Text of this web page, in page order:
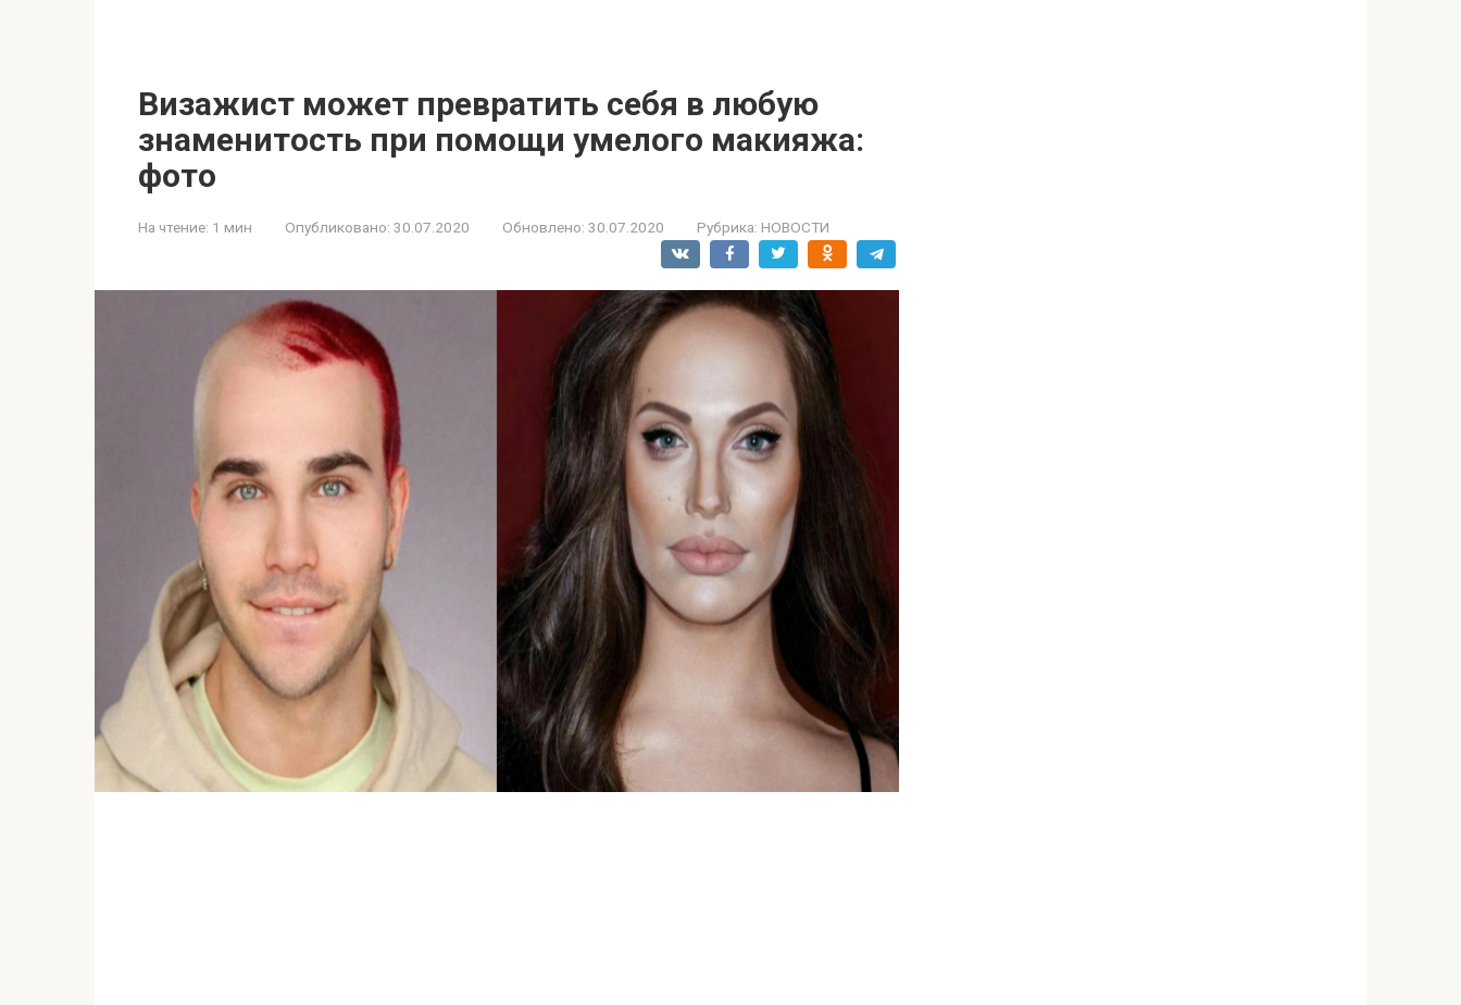
Визажист может превратить себя в любую
знаменитость при помощи умелого макияжа:
фото
На чтение: 1 мин Опубликовано: 30.07.2020 Обновлено: 30.07.2020 Рубрика: НОВОСТИ